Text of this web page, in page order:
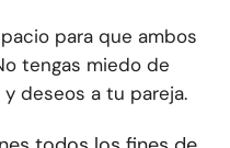
para que ambos
tengas miedo de
deseos a tu pareja.